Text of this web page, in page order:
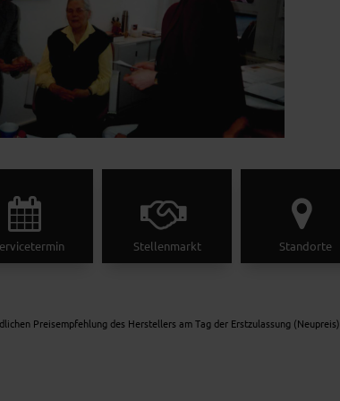
Stellenmarkt Standorte
Preisempfehlung des Herstellers am Tag der Erstzulassung (Neupreis).